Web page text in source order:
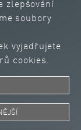
zlepšování
soubory
vyjadřujete
cookies.